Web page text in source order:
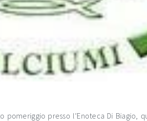
pomeriggio presso l’Enoteca Di Biagio,